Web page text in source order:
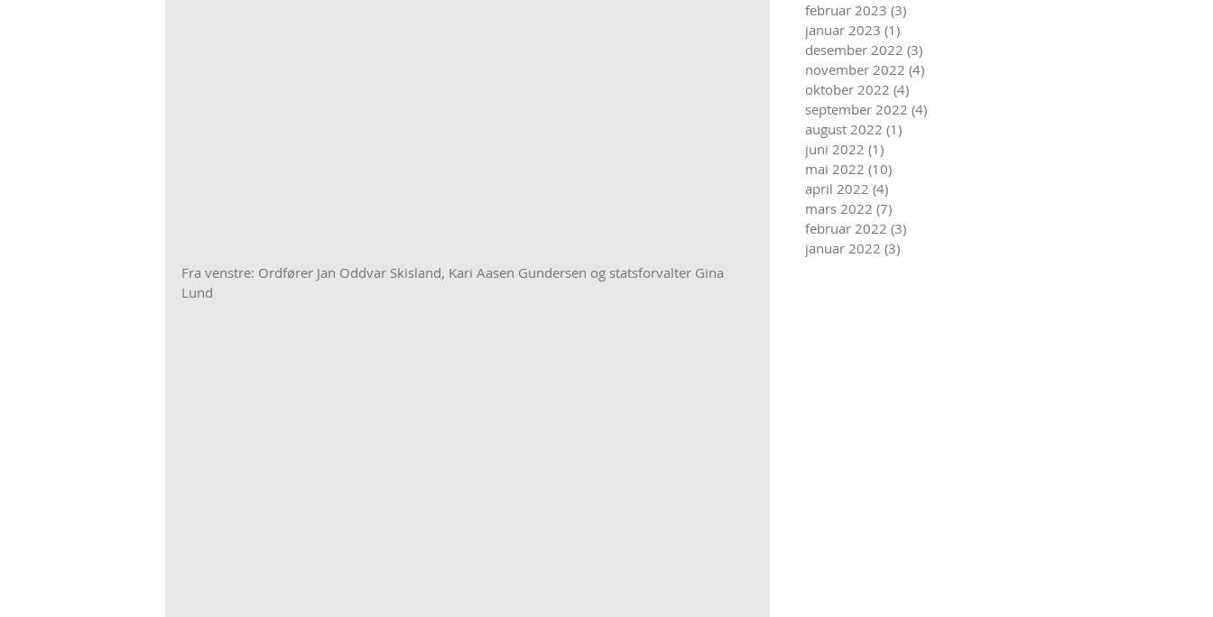
Fra venstre: Ordfører Jan Oddvar Skisland, Kari Aasen Gundersen og statsforvalter Gina
Lund
februar 2023 (3)
januar 2023 (1)
desember 2022 (3)
november 2022 (4)
oktober 2022 (4)
september 2022 (4)
august 2022 (1)
juni 2022 (1)
mai 2022 (10)
april 2022 (4)
mars 2022 (7)
februar 2022 (3)
januar 2022 (3)